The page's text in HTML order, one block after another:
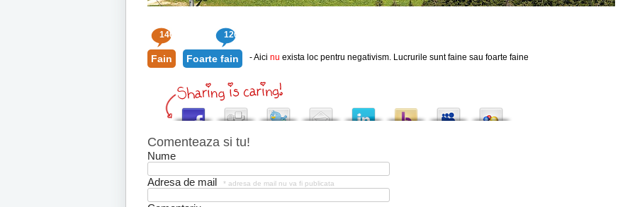
140 120
Fain Foarte fain - Aici nu exista loc pentru negativism. Lucrurile sunt faine sau foarte faine
Comenteaza si tu!
Nume
Adresa de mail * adresa de mail nu va fi publicata